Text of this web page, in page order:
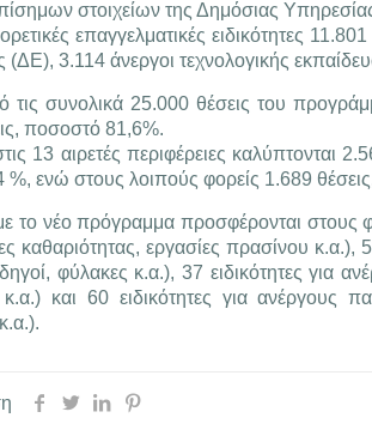
στοιχείων της Δημόσιας
επαγγελματικές ειδικότητες
(ΔΕ), 3.114 άνεργοι τεχνολογικής
τις συνολικά 25.000 θέσεις του
ποσοστό 81,6%.
13 αιρετές περιφέρειες καλύπτονται
ενώ στους λοιπούς φορείς 1.689
το νέο πρόγραμμα προσφέρονται στους
καθαριότητας, εργασίες πρασίνου κ.α.),
φύλακες κ.α.), 37 ειδικότητες για
κ.α.) και 60 ειδικότητες για ανέργους